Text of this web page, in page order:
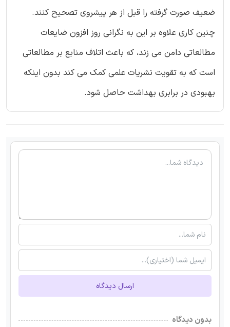
ضعیف صورت گرفته را قبل از هر پیشروی تصحیح کنند.
چنین کاری علاوه بر این به نگرانی روز افزون ضایعات
مطالعاتی دامن می زند، که باعث اتلاف منابع بر مطالعاتی
است که به تقویت نشریات علمی کمک می کند بدون اینکه
بهبودی در برابری بهداشت حاصل شود.
ارسال دیدگاه
بدون دیدگاه